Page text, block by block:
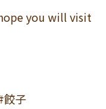
you will visit
餃子